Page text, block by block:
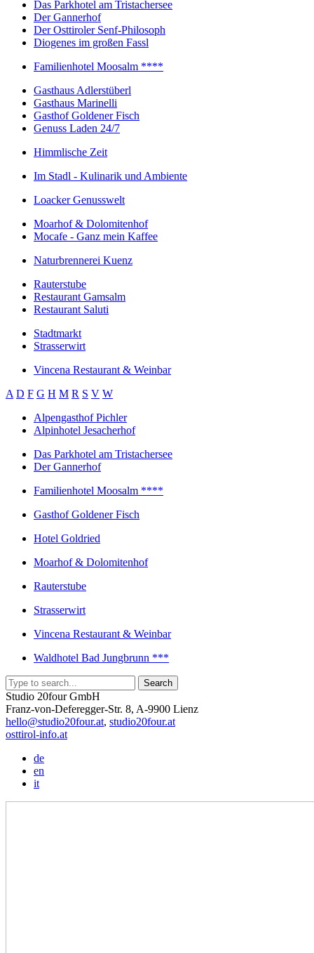
Das Parkhotel am Tristachersee
Der Gannerhof
Der Osttiroler Senf-Philosoph
Diogenes im großen Fassl
Familienhotel Moosalm ****
Gasthaus Adlerstüberl
Gasthaus Marinelli
Gasthof Goldener Fisch
Genuss Laden 24/7
Himmlische Zeit
Im Stadl - Kulinarik und Ambiente
Loacker Genusswelt
Moarhof & Dolomitenhof
Mocafe - Ganz mein Kaffee
Naturbrennerei Kuenz
Rauterstube
Restaurant Gamsalm
Restaurant Saluti
Stadtmarkt
Strasserwirt
Vincena Restaurant & Weinbar
A D F G H M R S V W
Alpengasthof Pichler
Alpinhotel Jesacherhof
Das Parkhotel am Tristachersee
Der Gannerhof
Familienhotel Moosalm ****
Gasthof Goldener Fisch
Hotel Goldried
Moarhof & Dolomitenhof
Rauterstube
Strasserwirt
Vincena Restaurant & Weinbar
Waldhotel Bad Jungbrunn ***
Studio 20four GmbH
Franz-von-Deferegger-Str. 8, A-9900 Lienz
hello@studio20four.at, studio20four.at
osttirol-info.at
de
en
it